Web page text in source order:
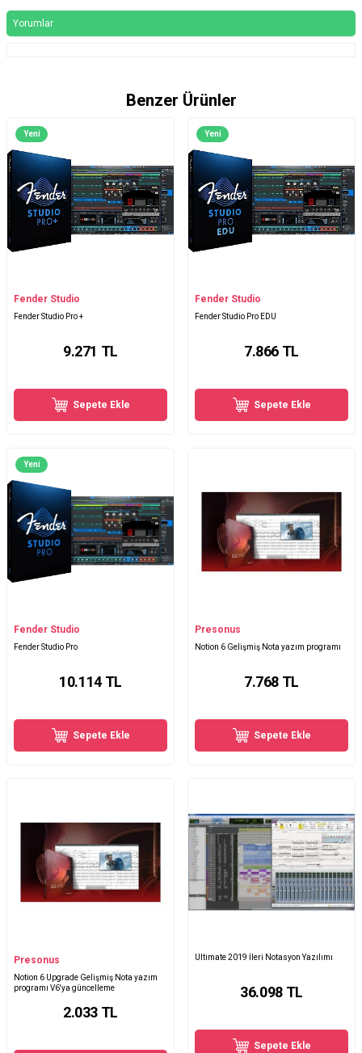
Yorumlar
Benzer Ürünler
Yeni
Fender Studio
Fender Studio Pro +
9.271 TL
Sepete Ekle
Yeni
Fender Studio
Fender Studio Pro EDU
7.866 TL
Sepete Ekle
Yeni
Fender Studio
Fender Studio Pro
10.114TL
Sepete Ekle
Presonus
Notion 6 Gelişmiş Nota yazım programı
7.768 TL
Sepete Ekle
Presonus
Notion 6 Upgrade Gelişmiş Nota yazım
programı V6'ya güncelleme
2.033 TL
Ultimate 2019 İleri Notasyon Yazılımı
36.098TL
Sepete Ekle